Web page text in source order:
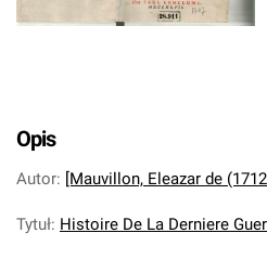
Opis
Autor: [Mauvillon, Eleazar de
Tytuł: Histoire De La Derniere